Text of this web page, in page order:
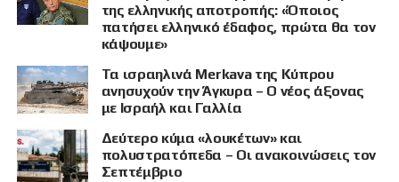
της ελληνικής αποτροπής: «Όποιος
πατήσει ελληνικό έδαφος, πρώτα θα τον
κάψουμε»
Τα ισραηλινά Merkava της Κύπρου
ανησυχούν την Άγκυρα – Ο νέος άξονας
με Ισραήλ και Γαλλία
Δεύτερο κύμα «λουκέτων» και
πολυστρατόπεδα – Οι ανακοινώσεις τον
Σεπτέμβριο